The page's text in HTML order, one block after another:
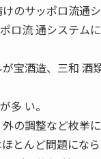
のサッポロ流通シ
ロ流 通システム
宝酒造、三和 酒
多 い。
の調整など枚挙に
とんど問題になら